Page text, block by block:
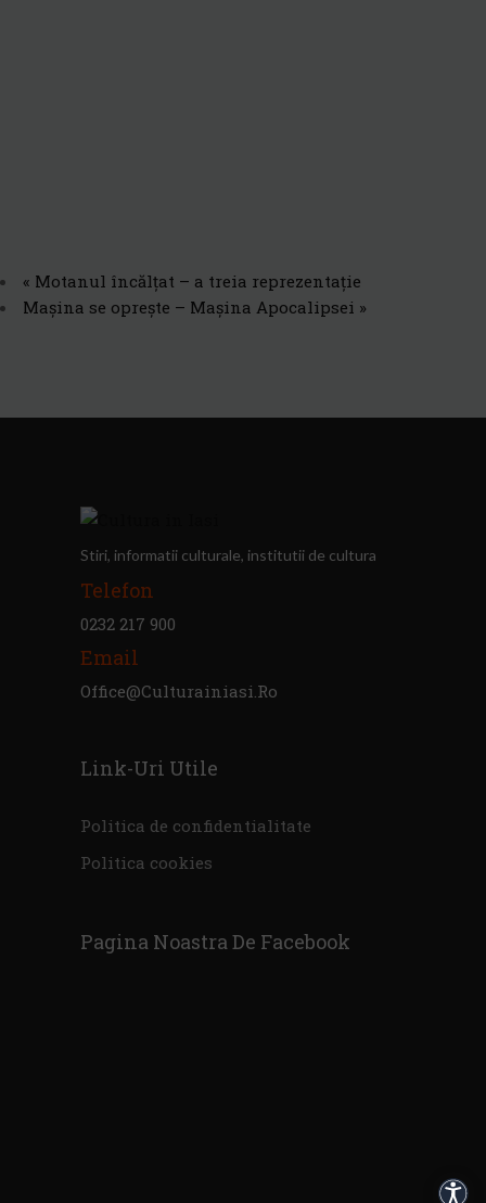
« Motanul încălţat – a treia reprezentație
Mașina se oprește – Mașina Apocalipsei »
Stiri, informatii culturale, institutii de cultura
Telefon
0232 217 900
Email
Office@culturainiasi.ro
Link-Uri Utile
Politica de confidentialitate
Politica cookies
Pagina Noastra De Facebook